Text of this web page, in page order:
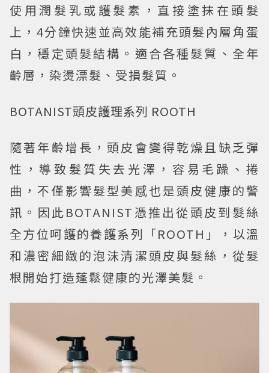
使用潤髮乳或護髮素，直接塗抹在頭髮
上，4分鐘快速並高效能補充頭髮內層角蛋
白，穩定頭髮結構。適合各種髮質、全年
齡層，染燙漂髮、受損髮質。
BOTANIST頭皮護理系列 ROOTH
隨著年齡增長，頭皮會變得乾燥且缺乏彈
性，導致髮質失去光澤，容易毛躁、捲
曲，不僅影響髮型美感也是頭皮健康的警
訊。因此BOTANIST憑推出從頭皮到髮絲
全方位呵護的養護系列「ROOTH」，以溫
和濃密細緻的泡沫清潔頭皮與髮絲，從髮
根開始打造蓬鬆健康的光澤美髮。